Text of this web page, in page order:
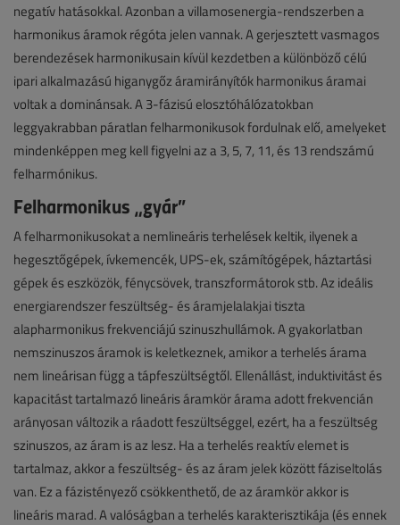
negatív hatásokkal. Azonban a villamosenergia-rendszerben a
harmonikus áramok régóta jelen vannak. A gerjesztett vasmagos
berendezések harmonikusain kívül kezdetben a különböző célú
ipari alkalmazású higanygőz áramirányítók harmonikus áramai
voltak a dominánsak. A 3-fázisú elosztóhálózatokban
leggyakrabban páratlan felharmonikusok fordulnak elő, amelyeket
mindenképpen meg kell figyelni az a 3, 5, 7, 11, és 13 rendszámú
felharmónikus.
Felharmonikus „gyár”
A felharmonikusokat a nemlineáris terhelések keltik, ilyenek a
hegesztőgépek, ívkemencék, UPS-ek, számítógépek, háztartási
gépek és eszközök, fénycsövek, transzformátorok stb. Az ideális
energiarendszer feszültség- és áramjelalakjai tiszta
alapharmonikus frekvenciájú szinuszhullámok. A gyakorlatban
nemszinuszos áramok is keletkeznek, amikor a terhelés árama
nem lineárisan függ a tápfeszültségtől. Ellenállást, induktivitást és
kapacitást tartalmazó lineáris áramkör árama adott frekvencián
arányosan változik a ráadott feszültséggel, ezért, ha a feszültség
szinuszos, az áram is az lesz. Ha a terhelés reaktív elemet is
tartalmaz, akkor a feszültség- és az áram jelek között fáziseltolás
van. Ez a fázistényező csökkenthető, de az áramkör akkor is
lineáris marad. A valóságban a terhelés karakterisztikája (és ennek